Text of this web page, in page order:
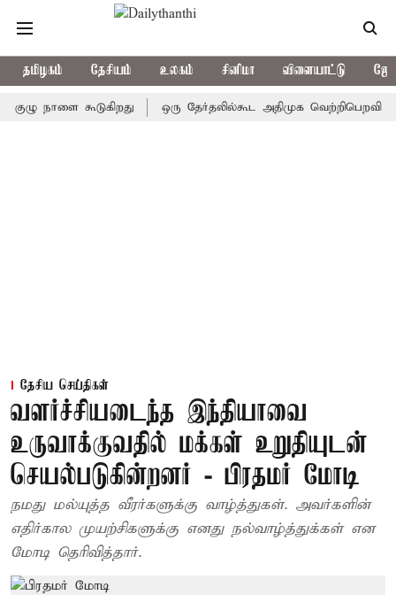
தமிழகம் தேசியம் உலகம் சினிமா விளையாட்டு
கூடுகிறது ஒரு தேர்தலில்கூட அதிமுக வெற்றிபெறவில்லை:
தேசிய செய்திகள்
வளர்ச்சியடைந்த இந்தியாவை
உருவாக்குவதில் மக்கள் உறுதியுடன்
செயல்படுகின்றனர் - பிரதமர் மோடி
நமது மல்யுத்த வீரர்களுக்கு வாழ்த்துகள். அவர்களின்
எதிர்கால முயற்சிகளுக்கு எனது நல்வாழ்த்துக்கள் என
மோடி தெரிவித்தார்.